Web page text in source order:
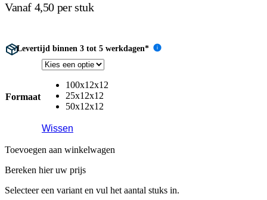
Vanaf 4,50 per stuk
Levertijd binnen 3 tot 5 werkdagen* i
Formaat
100x12x12
25x12x12
50x12x12
Wissen
Toevoegen aan winkelwagen
Bereken hier uw prijs
Selecteer een variant en vul het aantal stuks in.